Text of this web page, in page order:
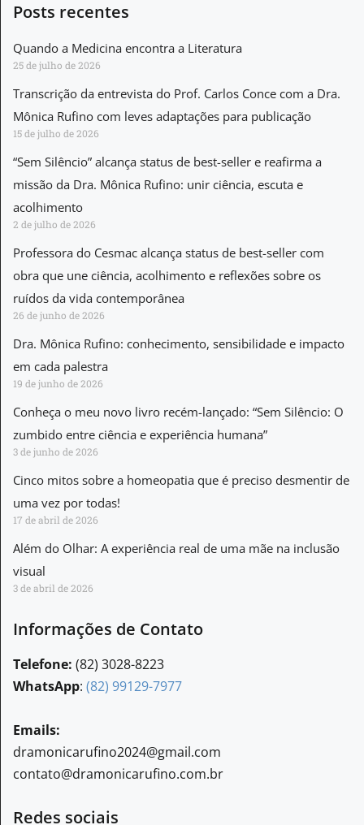
Posts recentes
Quando a Medicina encontra a Literatura
25 de julho de 2026
Transcrição da entrevista do Prof. Carlos Conce com a Dra.
Mônica Rufino com leves adaptações para publicação
15 de julho de 2026
“Sem Silêncio” alcança status de best-seller e reafirma a
missão da Dra. Mônica Rufino: unir ciência, escuta e
acolhimento
2 de julho de 2026
Professora do Cesmac alcança status de best-seller com
obra que une ciência, acolhimento e reflexões sobre os
ruídos da vida contemporânea
26 de junho de 2026
Dra. Mônica Rufino: conhecimento, sensibilidade e impacto
em cada palestra
19 de junho de 2026
Conheça o meu novo livro recém-lançado: “Sem Silêncio: O
zumbido entre ciência e experiência humana”
3 de junho de 2026
Cinco mitos sobre a homeopatia que é preciso desmentir de
uma vez por todas!
17 de abril de 2026
Além do Olhar: A experiência real de uma mãe na inclusão
visual
3 de abril de 2026
Informações de Contato
Telefone: (82) 3028-8223
WhatsApp: (82) 99129-7977
Emails:
dramonicarufino2024@gmail.com
contato@dramonicarufino.com.br
Redes sociais